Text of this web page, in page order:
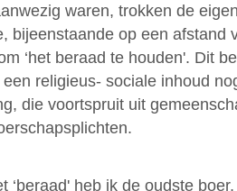
waren, trokken de
bijeenstaande op een afstand
‘het beraad te houden'. Dit
religieus- sociale inhoud
die voortspruit uit
‘beraad' heb ik de oudste